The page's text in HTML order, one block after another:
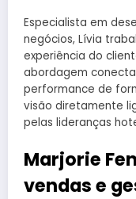
Especialista em
negócios, Lívia
experiência do
abordagem
performance de
visão diretamente
pelas lideranças
Marjorie
vendas e